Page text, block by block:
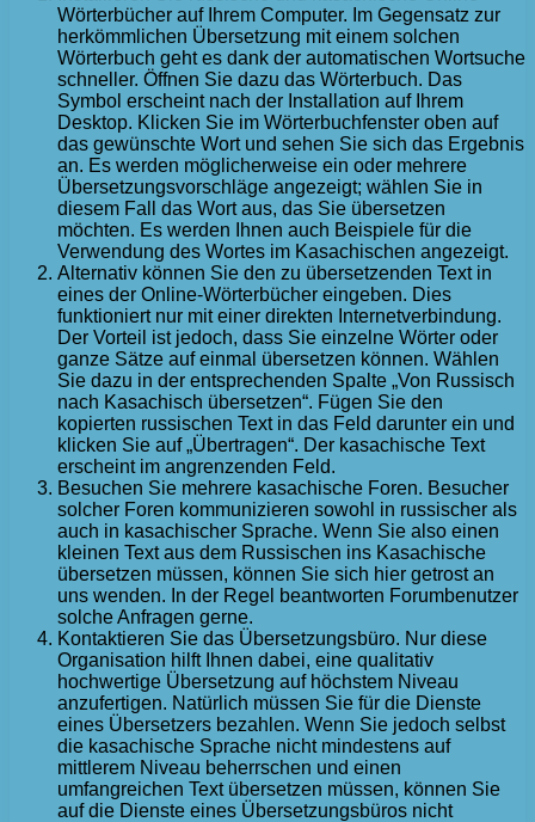
Wörterbücher auf Ihrem Computer. Im Gegensatz zur
herkömmlichen Übersetzung mit einem solchen
Wörterbuch geht es dank der automatischen Wortsuche
schneller. Öffnen Sie dazu das Wörterbuch. Das
Symbol erscheint nach der Installation auf Ihrem
Desktop. Klicken Sie im Wörterbuchfenster oben auf
das gewünschte Wort und sehen Sie sich das Ergebnis
an. Es werden möglicherweise ein oder mehrere
Übersetzungsvorschläge angezeigt; wählen Sie in
diesem Fall das Wort aus, das Sie übersetzen
möchten. Es werden Ihnen auch Beispiele für die
Verwendung des Wortes im Kasachischen angezeigt.
Alternativ können Sie den zu übersetzenden Text in
eines der Online-Wörterbücher eingeben. Dies
funktioniert nur mit einer direkten Internetverbindung.
Der Vorteil ist jedoch, dass Sie einzelne Wörter oder
ganze Sätze auf einmal übersetzen können. Wählen
Sie dazu in der entsprechenden Spalte „Von Russisch
nach Kasachisch übersetzen“. Fügen Sie den
kopierten russischen Text in das Feld darunter ein und
klicken Sie auf „Übertragen“. Der kasachische Text
erscheint im angrenzenden Feld.
Besuchen Sie mehrere kasachische Foren. Besucher
solcher Foren kommunizieren sowohl in russischer als
auch in kasachischer Sprache. Wenn Sie also einen
kleinen Text aus dem Russischen ins Kasachische
übersetzen müssen, können Sie sich hier getrost an
uns wenden. In der Regel beantworten Forumbenutzer
solche Anfragen gerne.
Kontaktieren Sie das Übersetzungsbüro. Nur diese
Organisation hilft Ihnen dabei, eine qualitativ
hochwertige Übersetzung auf höchstem Niveau
anzufertigen. Natürlich müssen Sie für die Dienste
eines Übersetzers bezahlen. Wenn Sie jedoch selbst
die kasachische Sprache nicht mindestens auf
mittlerem Niveau beherrschen und einen
umfangreichen Text übersetzen müssen, können Sie
auf die Dienste eines Übersetzungsbüros nicht